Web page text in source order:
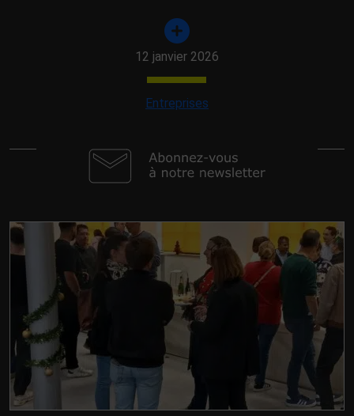
12 janvier 2026
Entreprises